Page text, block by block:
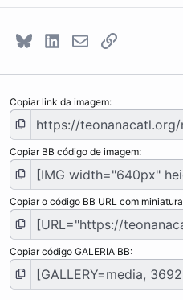
Bluesky LinkedInE-mailLink
Copiar link da imagem
Copiar BB código de imagem
Copiar o código BB URL com miniatura
Copiar código GALERIA BB